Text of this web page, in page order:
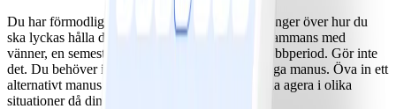
Du har förmodligen funderat både en och två gånger över hur du
ska lyckas hålla dig på banan under en helg tillsammans med
vänner, en semesterresa eller under en hektisk jobbperiod. Gör inte
det. Du behöver inte alltid hålla dig till ditt vanliga manus. Öva in ett
alternativt manus i förväg så att du vet hur du ska agera i olika
situationer då dina vanliga rutiner inte fungerar.